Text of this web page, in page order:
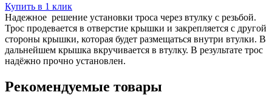
Купить в 1 клик
Надежное решение установки троса через втулку с резьбой.
Трос продевается в отверстие крышки и закрепляется с другой
стороны крышки, которая будет размещаться внутри втулки. В
дальнейшем крышка вкручивается в втулку. В результате трос
надёжно прочно установлен.
Рекомендуемые товары